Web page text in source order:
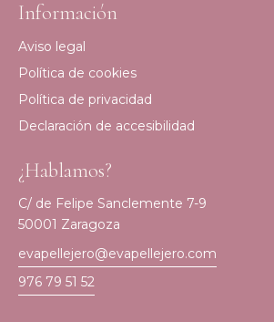
Información
Aviso legal
Política de cookies
Política de privacidad
Declaración de accesibilidad
¿Hablamos?
C/ de Felipe Sanclemente 7-9
50001 Zaragoza
evapellejero@evapellejero.com
976 79 51 52